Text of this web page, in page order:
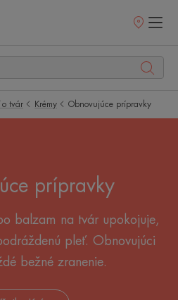
Predajné
o tvár Krémy Obnovujúce prípravky
prípravky
balzam na tvár upokojuje,
pleť. Obnovujúci
bežné zranenie.